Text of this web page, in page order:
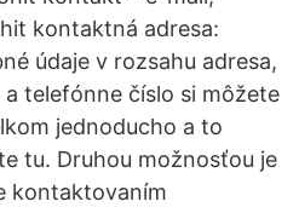
kontaktná adresa:
údaje v rozsahu adresa,
a telefónne číslo si môžete
jednoducho a to
tu. Druhou možnosťou je
kontaktovaním